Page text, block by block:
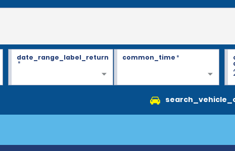
date_range_label_return
*
common_time*